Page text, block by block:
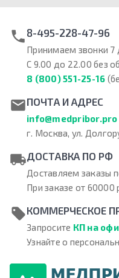
8-495-228-47-96
Принимаем звонки 7
С 9.00 до 22.00 без
8 (800) 551-25-16
ПОЧТА И АДРЕС
info@medpribor.pro
г. Москва, ул.
ДОСТАВКА ПО РФ
Доставляем заказы
При заказе от 60000
КОММЕРЧЕСКОЕ
Запросите КП на
Узнайте о